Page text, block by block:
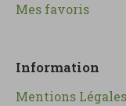
Mes favoris
Information
Mentions Légales